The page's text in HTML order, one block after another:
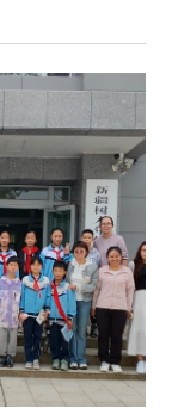
崔彩霞，哈
，自治区水文
孜等领导出席
书记李科琼